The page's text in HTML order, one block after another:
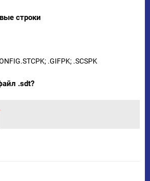
строки
.GIFPK; .SCSPK
.sdt?